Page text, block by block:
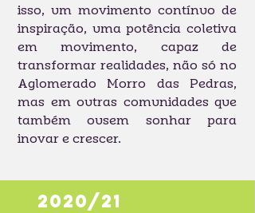
isso, um movimento contínuo de
inspiração, uma potência coletiva
em movimento, capaz de
transformar realidades, não só no
Aglomerado Morro das Pedras,
mas em outras comunidades que
também ousem sonhar para
inovar e crescer.
2020/21